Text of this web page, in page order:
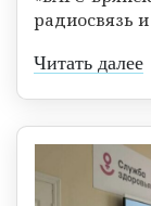
радиосвязь и
Читать далее